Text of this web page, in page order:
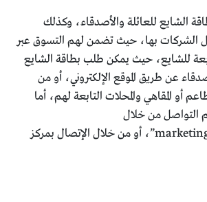
الشايع للعائلة والأصدقاء، وكذلك
الشركات بها، حيث تضمن لهم التسوق عبر
للشايع، حيث يمكن طلب بطاقة الشايع
عن طريق الموقع الإلكتروني، أو من
أو المقاهي والمحلات التابعة لهم، أما
التواصل من خلال
”، أو من خلال الإتصال بمركز